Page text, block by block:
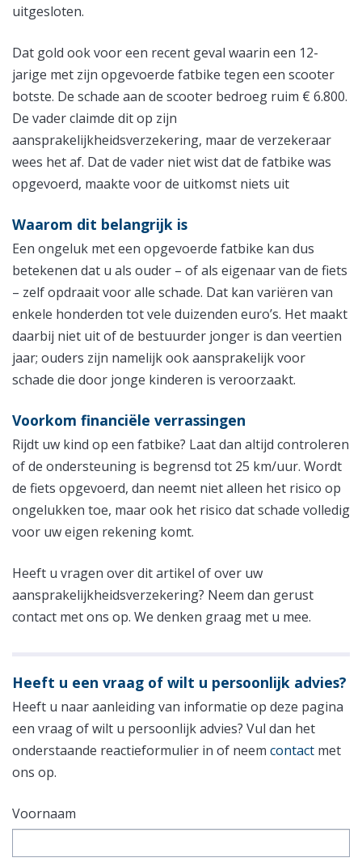
uitgesloten.
Dat gold ook voor een recent geval waarin een 12-
jarige met zijn opgevoerde fatbike tegen een scooter
botste. De schade aan de scooter bedroeg ruim € 6.800.
De vader claimde dit op zijn
aansprakelijkheidsverzekering, maar de verzekeraar
wees het af. Dat de vader niet wist dat de fatbike was
opgevoerd, maakte voor de uitkomst niets uit
Waarom dit belangrijk is
Een ongeluk met een opgevoerde fatbike kan dus
betekenen dat u als ouder – of als eigenaar van de fiets
– zelf opdraait voor alle schade. Dat kan variëren van
enkele honderden tot vele duizenden euro’s. Het maakt
daarbij niet uit of de bestuurder jonger is dan veertien
jaar; ouders zijn namelijk ook aansprakelijk voor
schade die door jonge kinderen is veroorzaakt.
Voorkom financiële verrassingen
Rijdt uw kind op een fatbike? Laat dan altijd controleren
of de ondersteuning is begrensd tot 25 km/uur. Wordt
de fiets opgevoerd, dan neemt niet alleen het risico op
ongelukken toe, maar ook het risico dat schade volledig
voor uw eigen rekening komt.
Heeft u vragen over dit artikel of over uw
aansprakelijkheidsverzekering? Neem dan gerust
contact met ons op. We denken graag met u mee.
Heeft u een vraag of wilt u persoonlijk advies?
Heeft u naar aanleiding van informatie op deze pagina
een vraag of wilt u persoonlijk advies? Vul dan het
onderstaande reactieformulier in of neem contact met
ons op.
Voornaam